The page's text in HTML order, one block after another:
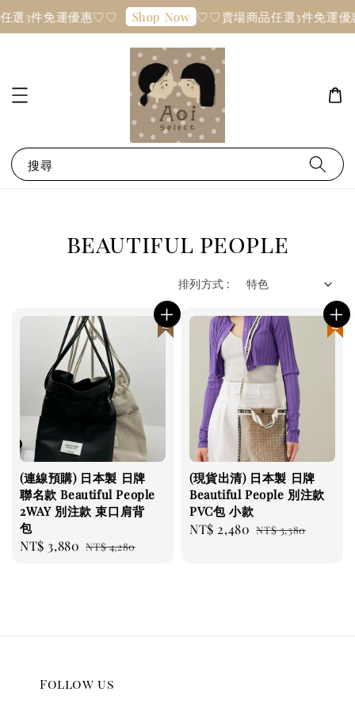
選3件免運優惠♡♡ Shop Now ♡♡賣場商品任選3件免運
搜尋
beautiful people
排列方式 :
(連線預購) 日本製 日牌
聯名款 Beautiful People
2WAY 別注款 束口肩背
包
Sale
NT$ 3,880 Regular
NT$ 4,280
(現貨出清) 日本製 日牌
Beautiful People 別注款
PVC包 小款
Sale
NT$ 2,480 Regular
NT$ 3,380
Follow us